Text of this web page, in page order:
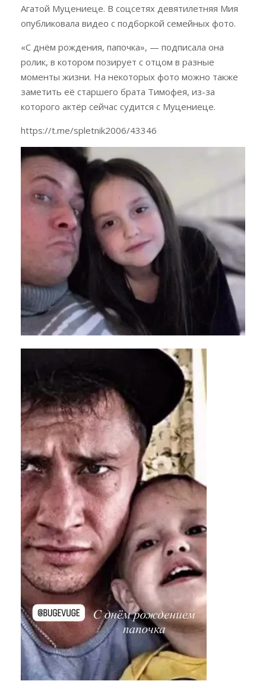
Агатой Муцениеце. В соцсетях девятилетняя Мия
опубликовала видео с подборкой семейных фото.
«С днём рождения, папочка», — подписала она
ролик, в котором позирует с отцом в разные
моменты жизни. На некоторых фото можно также
заметить её старшего брата Тимофея, из-за
которого актёр сейчас судится с Муцениеце.
https://t.me/spletnik2006/43346